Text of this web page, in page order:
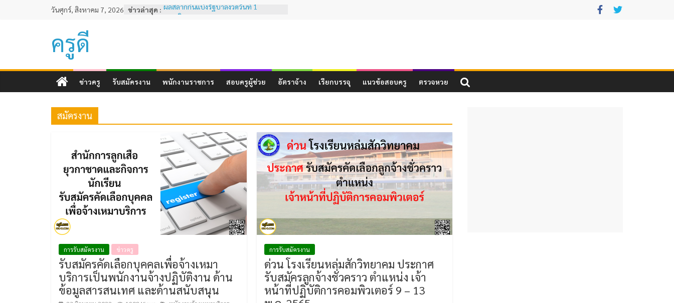
วันศุกร์, สิงหาคม 7, 2026 ข่าวล่าสุด : ผลสลากกินแบ่งรัฐบาลงวดวันที่ 1
ผลสลากกินแบ่งรัฐบาลงวดวันที่ 16
ธันวาคม 2567
ผลสลากกินแบ่งรัฐบาลงวดวันที่ 1 ธันวาคม
ครูดี
ข่าวครู รับสมัครงาน พนักงานราชการ สอบครูผู้ช่วย อัตราจ้าง เรียกบรรจุ แนวข้อสอบครู ตรวจหวย
สมัครงาน
การรับสมัครงาน ข่าวครู
รับสมัครคัดเลือกบุคคลเพื่อจ้างเหมา
บริการเป็นพนักงานจ้างปฏิบัติงาน ด้าน
ข้อมูลสารสนเทศ และด้านสนับสนุน
การรับสมัครงาน
ด่วน โรงเรียนหล่มสักวิทยาคม ประกาศ
รับสมัครลูกจ้างชั่วคราว ตำแหน่ง เจ้า
หน้าที่ปฏิบัติการคอมพิวเตอร์ 9 – 13